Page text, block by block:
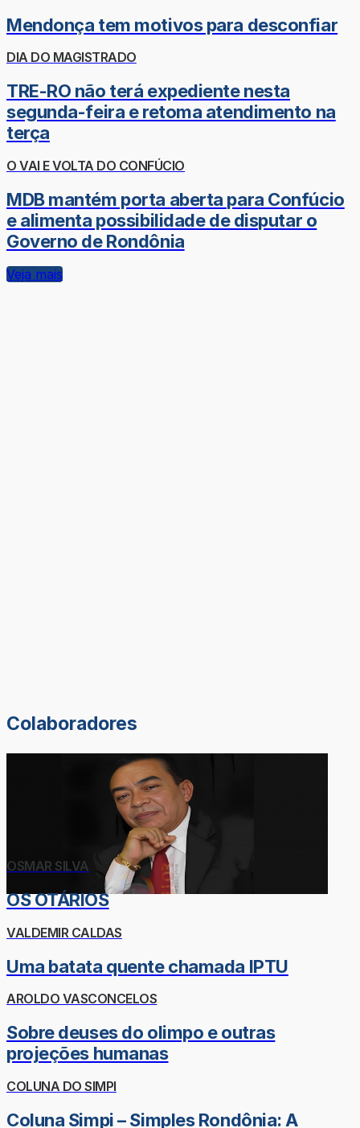
Mendonça tem motivos para desconfiar
DIA DO MAGISTRADO
TRE-RO não terá expediente nesta
segunda-feira e retoma atendimento na
terça
O VAI E VOLTA DO CONFÚCIO
MDB mantém porta aberta para Confúcio
e alimenta possibilidade de disputar o
Governo de Rondônia
Veja mais
Colaboradores
OSMAR SILVA
OS OTÁRIOS
VALDEMIR CALDAS
Uma batata quente chamada IPTU
AROLDO VASCONCELOS
Sobre deuses do olimpo e outras
projeções humanas
COLUNA DO SIMPI
Coluna Simpi – Simples Rondônia: A